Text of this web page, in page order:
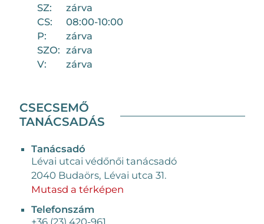
SZ:
zárva
CS:
08:00-10:00
P:
zárva
SZO: zárva
V:
zárva
CSECSEMŐ
TANÁCSADÁS
Tanácsadó
Lévai utcai védőnői tanácsadó
2040 Budaörs, Lévai utca 31.
Mutasd a térképen
Telefonszám
+36 (23) 420-961